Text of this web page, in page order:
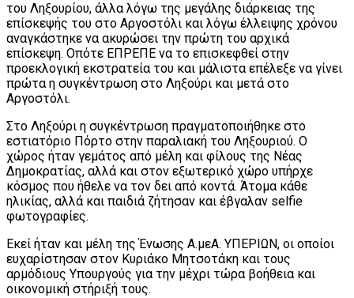
του Ληξουρίου, άλλα λόγω της μεγάλης διάρκειας της
επίσκεψής του στο Αργοστόλι και λόγω έλλειψης χρόνου
αναγκάστηκε να ακυρώσει την πρώτη του αρχικά
επίσκεψη. Οπότε ΕΠΡΕΠΕ να το επισκεφθεί στην
προεκλογική εκστρατεία του και μάλιστα επέλεξε να γίνει
πρώτα η συγκέντρωση στο Ληξούρι και μετά στο
Αργοστόλι.
Στο Ληξούρι η συγκέντρωση πραγματοποιήθηκε στο
εστιατόριο Πόρτο στην παραλιακή του Ληξουριού. Ο
χώρος ήταν γεμάτος από μέλη και φίλους της Νέας
Δημοκρατίας, αλλά και στον εξωτερικό χώρο υπήρχε
κόσμος που ήθελε να τον δει από κοντά. Άτομα κάθε
ηλικίας, αλλά και παιδιά ζήτησαν και έβγαλαν selfie
φωτογραφίες.
Εκεί ήταν και μέλη της Ένωσης Α.μεΑ. ΥΠΕΡΙΩΝ, οι οποίοι
ευχαρίστησαν στον Κυριάκο Μητσοτάκη και τους
αρμόδιους Υπουργούς για την μέχρι τώρα βοήθεια και
οικονομική στήριξή τους.